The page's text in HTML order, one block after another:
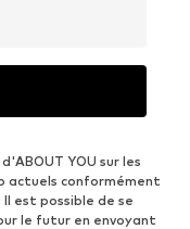
YOU sur les
actuels conformément
Il est possible de se
le futur en envoyant